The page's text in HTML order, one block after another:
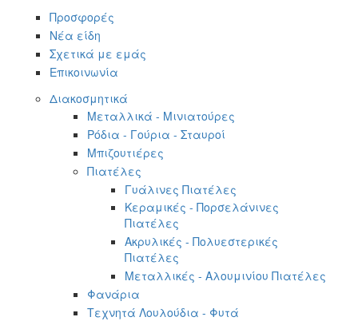
Προσφορές
Νέα είδη
Σχετικά με εμάς
Επικοινωνία
Διακοσμητικά
Μεταλλικά - Μινιατούρες
Ρόδια - Γούρια - Σταυροί
Μπιζουτιέρες
Πιατέλες
Γυάλινες Πιατέλες
Κεραμικές - Πορσελάνινες
Πιατέλες
Ακρυλικές - Πολυεστερικές
Πιατέλες
Μεταλλικές - Αλουμινίου Πιατέλες
Φανάρια
Τεχνητά Λουλούδια - Φυτά